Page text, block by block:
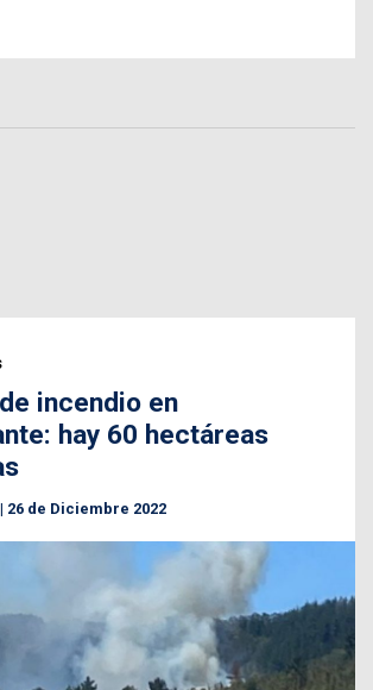
incendio en
hay 60 hectáreas
26 de Diciembre 2022